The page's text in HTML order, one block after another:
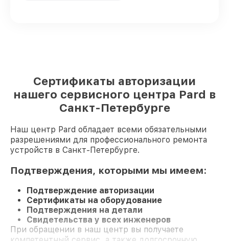
Сертификаты авторизации
нашего сервисного центра Pard в
Санкт-Петербурге
Наш центр Pard обладает всеми обязательными
разрешениями для профессионального ремонта
устройств в Санкт-Петербурге.
Подтверждения, которыми мы имеем:
Подтверждение авторизации
Сертификаты на оборудование
Подтверждения на детали
Свидетельства у всех инженеров
При обращении в наш центр вы получаете